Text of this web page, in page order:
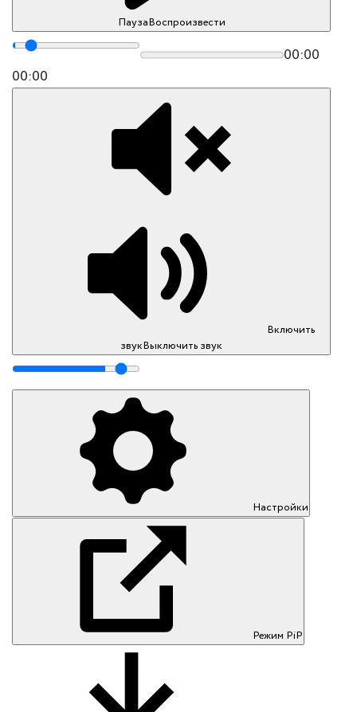
ПаузаВоспроизвести
00:00
00:00
Включить
звукВыключить звук
Настройки
Режим PiP